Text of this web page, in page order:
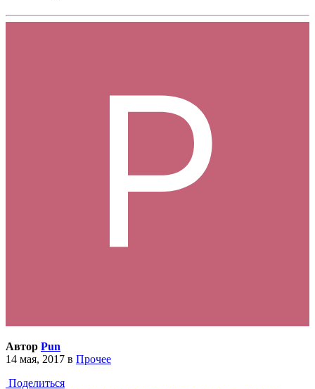
Автор Pun
14 мая, 2017 в Прочее
Поделиться